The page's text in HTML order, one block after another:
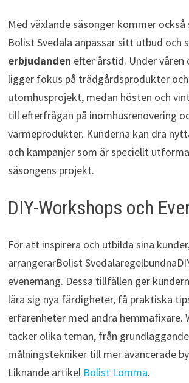
Med växlande säsonger kommer också
Bolist Svedala anpassar sitt utbud och
erbjudanden efter årstid. Under våren
ligger fokus på trädgårdsprodukter och
utomhusprojekt, medan hösten och
till efterfrågan på inomhusrenovering
värmeprodukter. Kunderna kan dra
och kampanjer som är speciellt
säsongens projekt.
DIY-Workshops och
För att inspirera och utbilda sina
arrangerarBolist
evenemang. Dessa tillfällen ger
lära sig nya färdigheter, få praktiska
erfarenheter med andra hemmafixare.
täcker olika teman, från grundläggande
målningstekniker till mer avancerade
Liknande artikel Bolist Lomma.